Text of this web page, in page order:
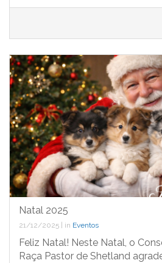
Natal 2025
21/12/2025 in Eventos
Feliz Natal! Neste Natal, o
Raça Pastor de Shetland